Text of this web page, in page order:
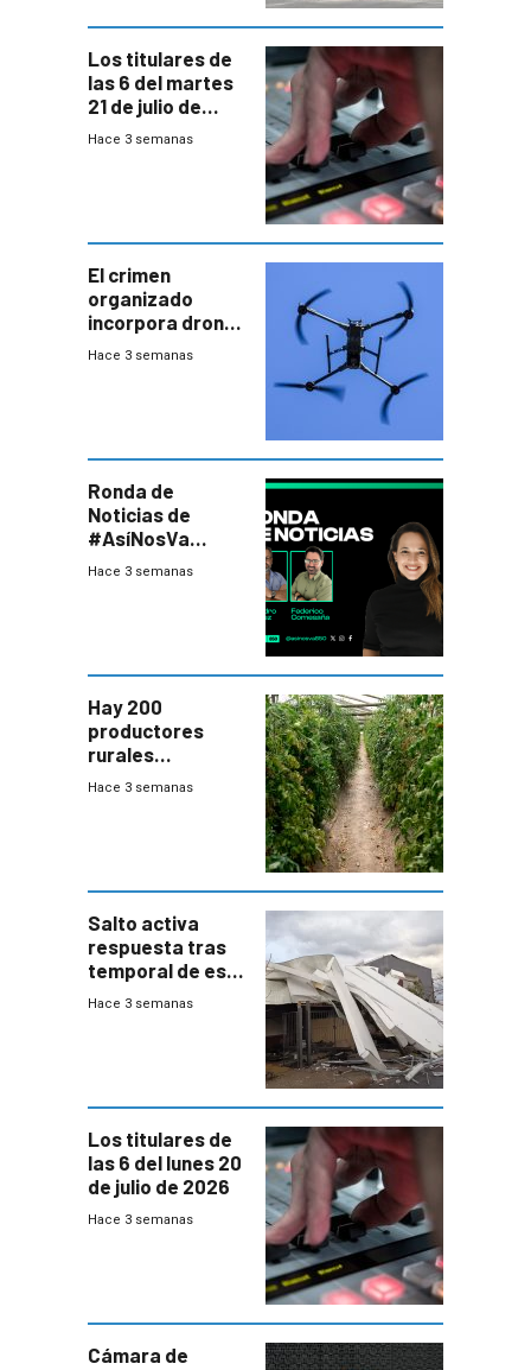
Los titulares de
las 6 del martes
21 de julio de
2026
Hace 3 semanas
El crimen
organizado
incorpora drones
y abre un nuevo
Hace 3 semanas
Ronda de
Noticias de
#AsíNosVa
(20/7/26)
Hace 3 semanas
Hay 200
productores
rurales
afectados tras
Hace 3 semanas
Salto activa
respuesta tras
temporal de este
sábado con
Hace 3 semanas
Los titulares de
las 6 del lunes 20
de julio de 2026
Hace 3 semanas
Cámara de